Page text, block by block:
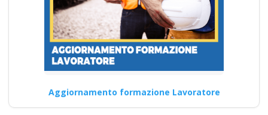
Corso Specializzato per
RSPP: Sicurezza e salute nei
settori agricoli Corsi di…
Aggiornamento formazione Lavoratore